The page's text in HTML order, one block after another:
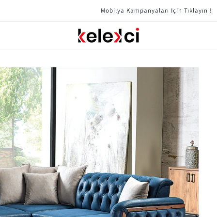
Mobilya Kampanyaları Için Tıklayın !